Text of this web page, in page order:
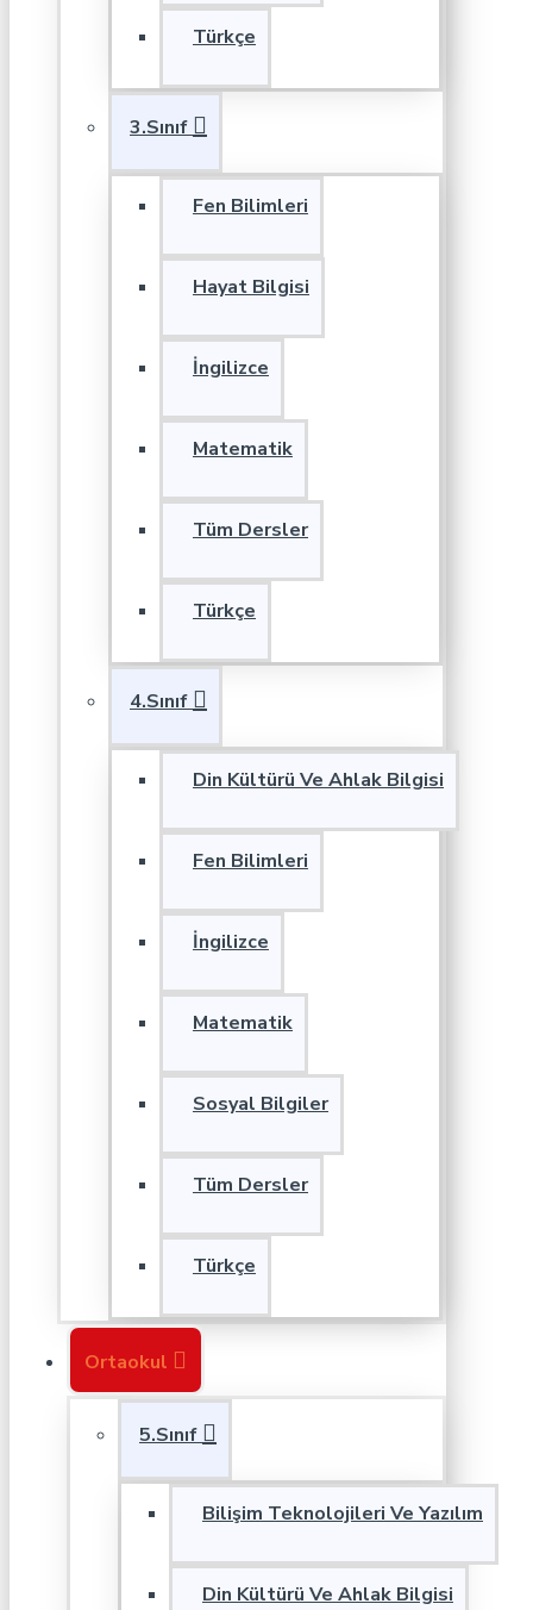
Türkçe
3.Sınıf
Fen Bilimleri
Hayat Bilgisi
İngilizce
Matematik
Tüm Dersler
Türkçe
4.Sınıf
Din Kültürü Ve Ahlak Bilgisi
Fen Bilimleri
İngilizce
Matematik
Sosyal Bilgiler
Tüm Dersler
Türkçe
Ortaokul
5.Sınıf
Bilişim Teknolojileri Ve Yazılım
Din Kültürü Ve Ahlak Bilgisi